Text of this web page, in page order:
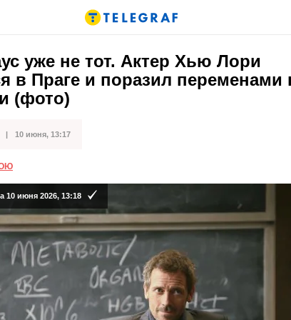
уже не тот. Актер Хью Лори
в Праге и поразил переменами
(фото)
10 июня, 13:17
10 июня 2026, 13:18